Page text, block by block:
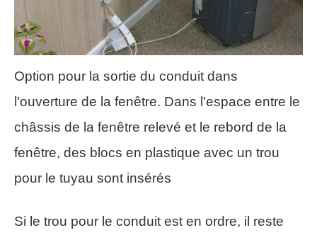
Option pour la sortie du conduit dans
l'ouverture de la fenêtre. Dans l'espace entre le
châssis de la fenêtre relevé et le rebord de la
fenêtre, des blocs en plastique avec un trou
pour le tuyau sont insérés
Si le trou pour le conduit est en ordre, il reste